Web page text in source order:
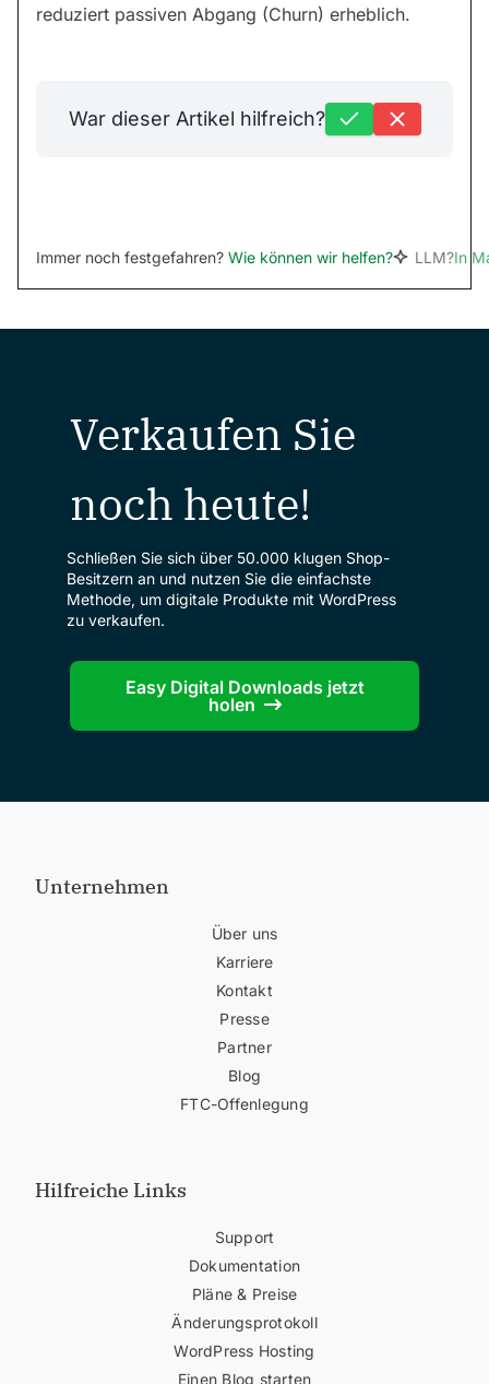
reduziert passiven Abgang (Churn) erheblich.
War dieser Artikel hilfreich?
Immer noch festgefahren? Wie können wir helfen? LLM?In
Verkaufen Sie
noch heute!
Schließen Sie sich über 50.000 klugen Shop-
Besitzern an und nutzen Sie die einfachste
Methode, um digitale Produkte mit WordPress
zu verkaufen.
Easy Digital Downloads jetzt
holen
Unternehmen
Über uns
Karriere
Kontakt
Presse
Partner
Blog
FTC-Offenlegung
Hilfreiche Links
Support
Dokumentation
Pläne & Preise
Änderungsprotokoll
WordPress Hosting
Einen Blog starten